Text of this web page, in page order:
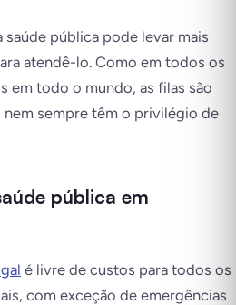
saúde pública pode levar mais
atendê-lo. Como em todos os
em todo o mundo, as filas são
nem sempre têm o privilégio de
pública em
é livre de custos para todos os
com exceção de emergências